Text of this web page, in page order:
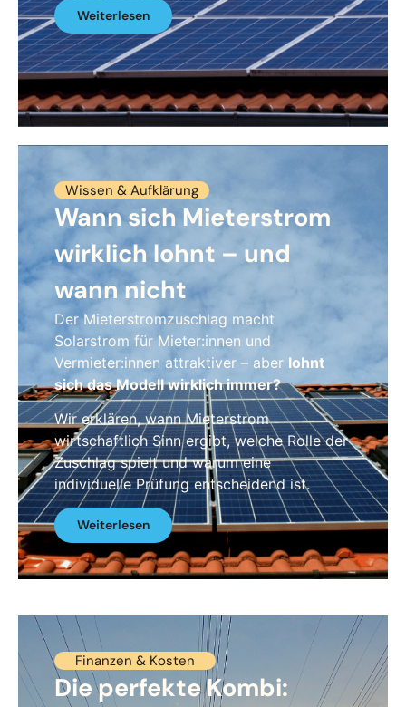
Weiterlesen
Wissen & Aufklärung
Wann sich Mieterstrom
wirklich lohnt – und
wann nicht
Der Mieterstromzuschlag macht
Solarstrom für Mieter:innen und
Vermieter:innen attraktiver – aber lohnt
sich das Modell wirklich immer?
Wir erklären, wann Mieterstrom
wirtschaftlich Sinn ergibt, welche Rolle der
Zuschlag spielt und warum eine
individuelle Prüfung entscheidend ist.
Weiterlesen
Finanzen & Kosten
Die perfekte Kombi: